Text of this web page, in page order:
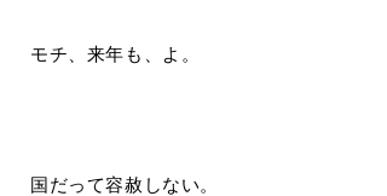
モチ、来年も、よ。
国だって容赦しない。